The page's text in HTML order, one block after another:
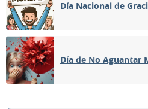
Día Nacional de
Día de No Aguantar